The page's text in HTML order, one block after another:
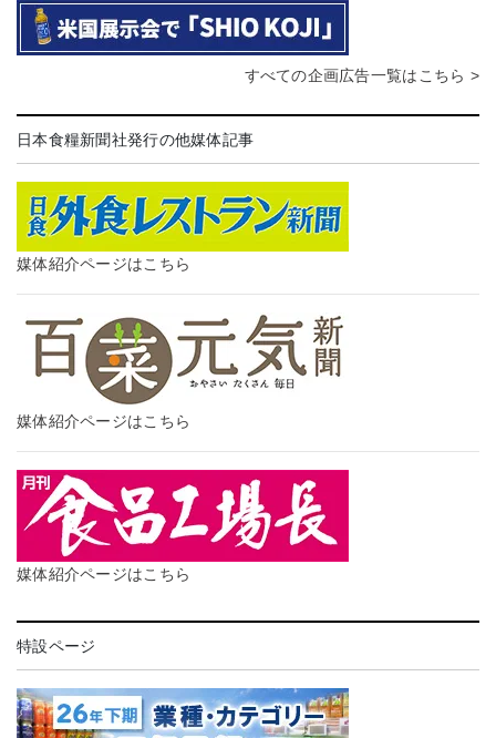
すべての企画広告一覧はこちら >
日本食糧新聞社発行の他媒体記事
媒体紹介ページはこちら
媒体紹介ページはこちら
媒体紹介ページはこちら
特設ページ